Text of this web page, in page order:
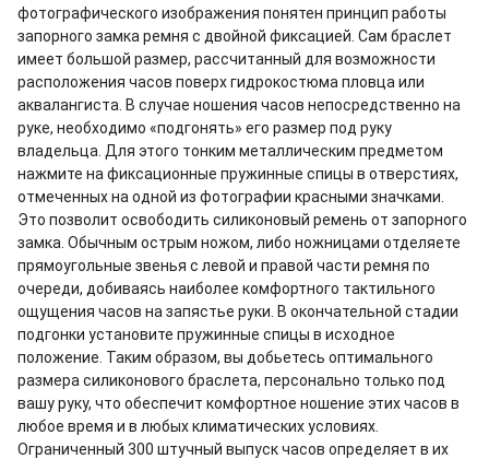
фотографического изображения понятен принцип работы
запорного замка ремня с двойной фиксацией. Сам браслет
имеет большой размер, рассчитанный для возможности
расположения часов поверх гидрокостюма пловца или
аквалангиста. В случае ношения часов непосредственно на
руке, необходимо «подгонять» его размер под руку
владельца. Для этого тонким металлическим предметом
нажмите на фиксационные пружинные спицы в отверстиях,
отмеченных на одной из фотографии красными значками.
Это позволит освободить силиконовый ремень от запорного
замка. Обычным острым ножом, либо ножницами отделяете
прямоугольные звенья с левой и правой части ремня по
очереди, добиваясь наиболее комфортного тактильного
ощущения часов на запястье руки. В окончательной стадии
подгонки установите пружинные спицы в исходное
положение. Таким образом, вы добьетесь оптимального
размера силиконового браслета, персонально только под
вашу руку, что обеспечит комфортное ношение этих часов в
любое время и в любых климатических условиях.
Ограниченный 300 штучный выпуск часов определяет в их